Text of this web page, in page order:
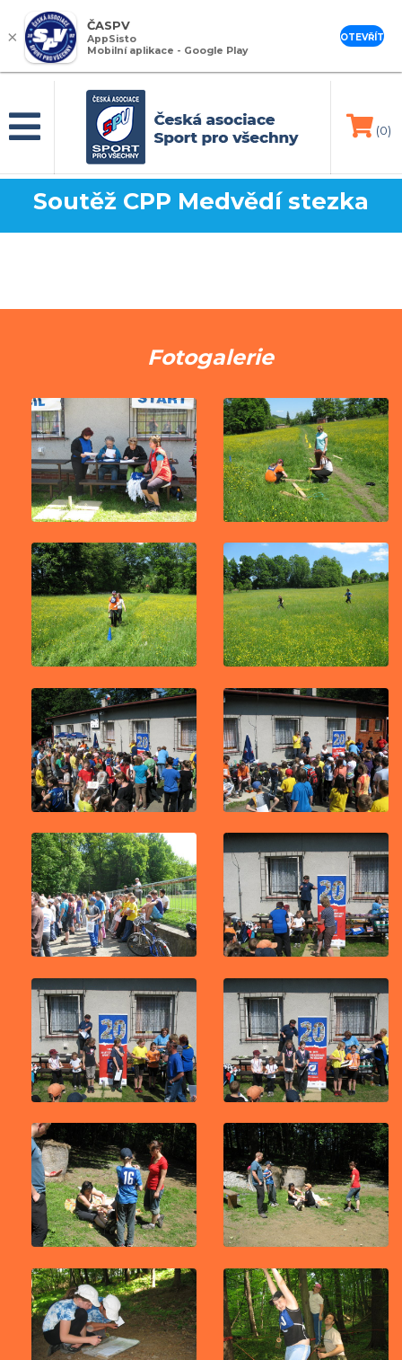
(0)
Soutěž CPP Medvědí stezka
Fotogalerie
×
ČASPV
AppSisto
Mobilní aplikace - Google Play
OTEVŘÍT